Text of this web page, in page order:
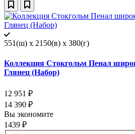
551(ш) x 2150(в) x 380(г)
Коллекция Стокгольм Пенал
Глянец (Набор)
12 951 ₽
14 390 ₽
Вы экономите
1439 ₽